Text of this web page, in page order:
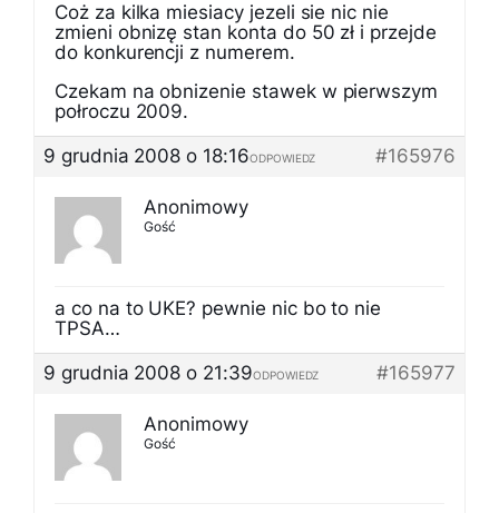
Coż za kilka miesiacy jezeli sie nic nie
zmieni obnizę stan konta do 50 zł i przejde
do konkurencji z numerem.
Czekam na obnizenie stawek w pierwszym
połroczu 2009.
9 grudnia 2008 o 18:16
#165976
ODPOWIEDZ
Anonimowy
Gość
a co na to UKE? pewnie nic bo to nie
TPSA…
9 grudnia 2008 o 21:39
#165977
ODPOWIEDZ
Anonimowy
Gość